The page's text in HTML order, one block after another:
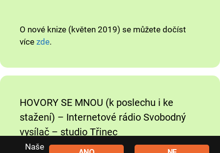
O nové knize (květen 2019) se můžete dočíst
více zde.
HOVORY SE MNOU (k poslechu i ke
stažení) – Internetové rádio Svobodný
vysílač – studio Třinec
Naše